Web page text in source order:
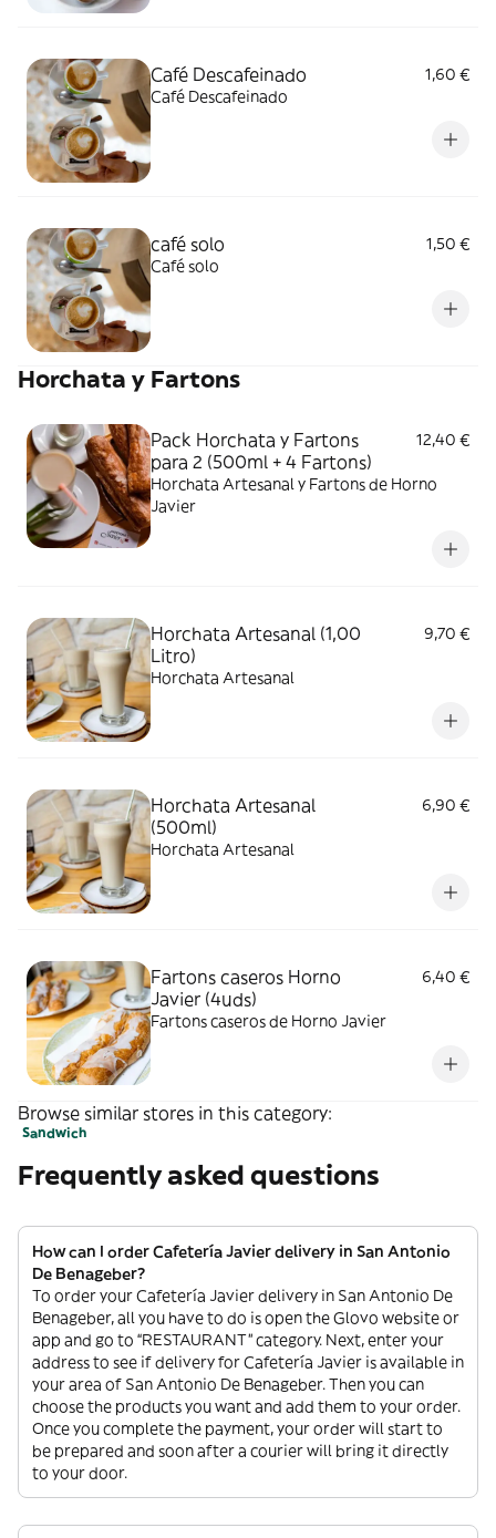
Café Descafeinado
1,60 €
Café Descafeinado
café solo
1,50 €
Café solo
Horchata y Fartons
Pack Horchata y Fartons
para 2 (500ml + 4 Fartons)
12,40 €
Horchata Artesanal y Fartons de Horno
Javier
Horchata Artesanal (1,00
Litro)
9,70 €
Horchata Artesanal
Horchata Artesanal
(500ml)
6,90 €
Horchata Artesanal
Fartons caseros Horno
Javier (4uds)
6,40 €
Fartons caseros de Horno Javier
Browse similar stores in this category:
Sandwich
Frequently asked questions
How can I order Cafetería Javier delivery in San Antonio
De Benageber?
To order your Cafetería Javier delivery in San Antonio De
Benageber, all you have to do is open the Glovo website or
app and go to “RESTAURANT” category. Next, enter your
address to see if delivery for Cafetería Javier is available in
your area of San Antonio De Benageber. Then you can
choose the products you want and add them to your order.
Once you complete the payment, your order will start to
be prepared and soon after a courier will bring it directly
to your door.